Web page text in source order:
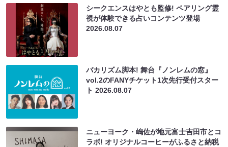
シークエンスはやとも監修! ペアリング霊
視が体験できる占いコンテンツ登場
2026.08.07
バカリズム脚本! 舞台『ノンレムの窓』
vol.2のFANYチケット1次先行受付スター
ト2026.08.07
ニューヨーク・嶋佐が地元富士吉田市とコ
ラボ! オリジナルコーヒーがふるさと納税